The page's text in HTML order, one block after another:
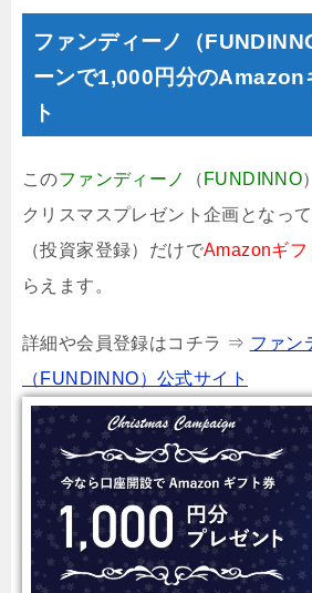
ファンディーノ（
ーンで1,000円分のAmazon
ト
このファンディーノ （ FUNDINNO
クリスマスプレゼント企画となっ
（投資家登録）だけでAmazonギフ
らえます。
詳細や会員登録はコチラ ⇒ ファン
（FUNDINNO）公式サイト